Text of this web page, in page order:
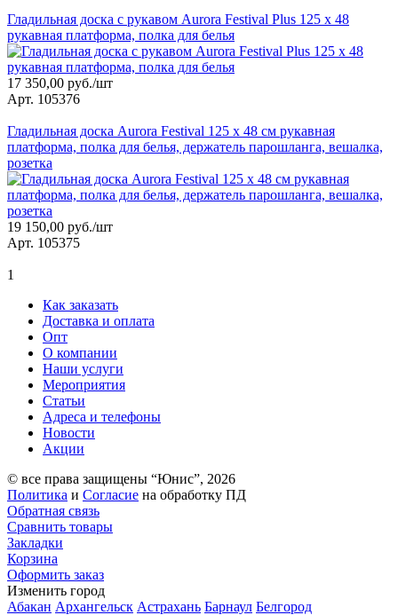
Гладильная доска с рукавом Aurora Festival Plus 125 х 48
рукавная платформа, полка для белья
17 350,00 руб./шт
Арт. 105376
Гладильная доска Aurora Festival 125 х 48 см рукавная
платформа, полка для белья, держатель парошланга, вешалка,
розетка
19 150,00 руб./шт
Арт. 105375
1
Как заказать
Доставка и оплата
Опт
О компании
Наши услуги
Мероприятия
Статьи
Адреса и телефоны
Новости
Акции
© все права защищены “Юнис”, 2026
Политика и Согласие на обработку ПД
Обратная связь
Сравнить товары
Закладки
Корзина
Оформить заказ
Изменить город
Абакан Архангельск Астрахань Барнаул Белгород